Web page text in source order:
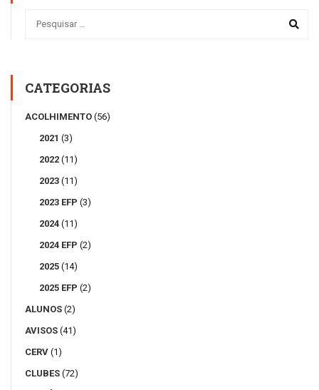
CATEGORIAS
ACOLHIMENTO (56)
2021 (3)
2022 (11)
2023 (11)
2023 EFP (3)
2024 (11)
2024 EFP (2)
2025 (14)
2025 EFP (2)
ALUNOS (2)
AVISOS (41)
CERV (1)
CLUBES (72)